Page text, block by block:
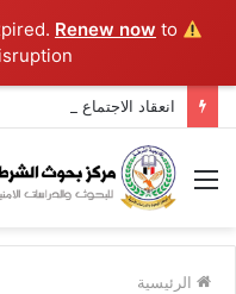
Renew now to
انعقاد الاجتماع التنفيذي
القائمة
الرئيسية